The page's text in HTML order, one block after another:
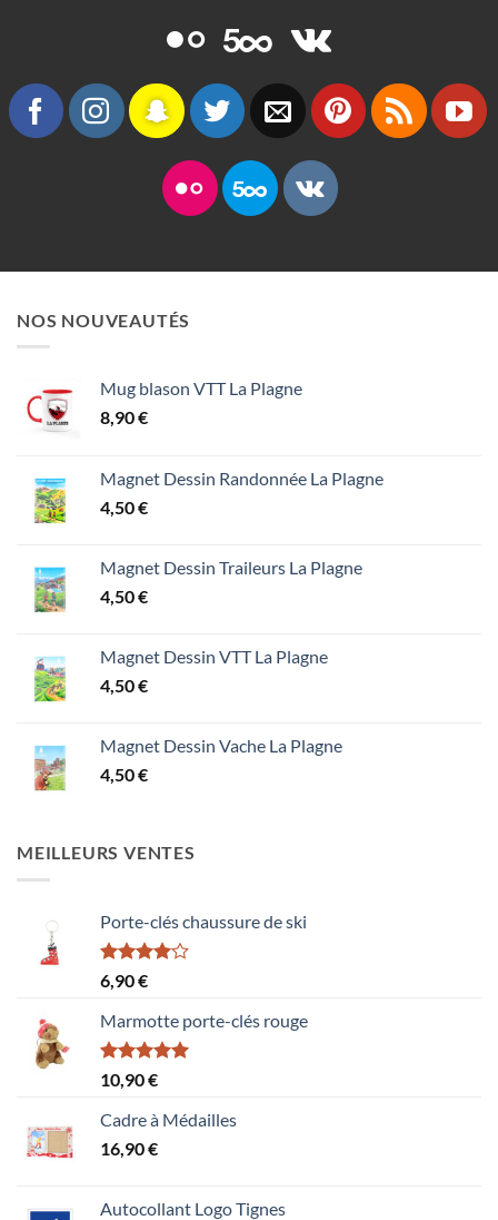
NOS NOUVEAUTÉS
Mug blason VTT La Plagne
8,90€
Magnet Dessin Randonnée La Plagne
4,50€
Magnet Dessin Traileurs La Plagne
4,50€
Magnet Dessin VTT La Plagne
4,50€
Magnet Dessin Vache La Plagne
4,50€
MEILLEURS VENTES
Porte-clés chaussure de ski
Note
4.00
5
6,90€
Marmotte porte-clés rouge
Note5.00
sur 5
10,90€
Cadre à Médailles
16,90€
Autocollant Logo Tignes